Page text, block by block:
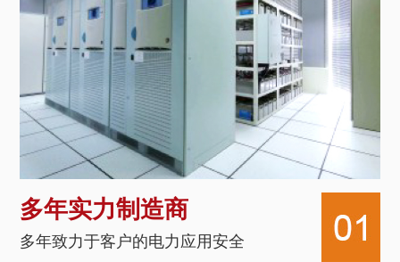
多年实力制造商
多年致力于客户的电力应用安全